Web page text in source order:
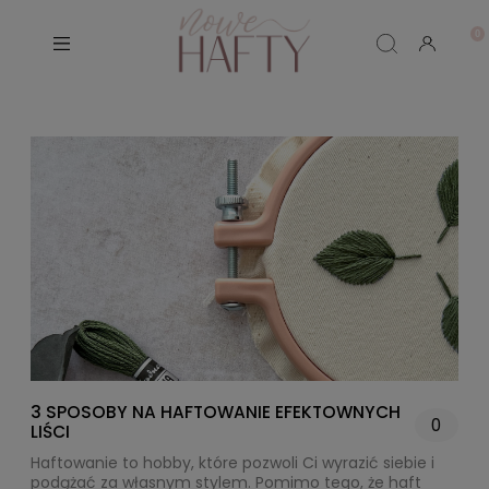
3 SPOSOBY NA HAFTOWANIE EFEKTOWNYCH
LIŚCI
0
Haftowanie to hobby, które pozwoli Ci wyrazić siebie i
podążać za własnym stylem. Pomimo tego, że haft